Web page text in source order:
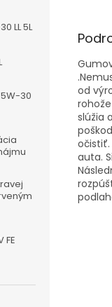
LL 5L
5W-30
FE
od
slúžia
auta.